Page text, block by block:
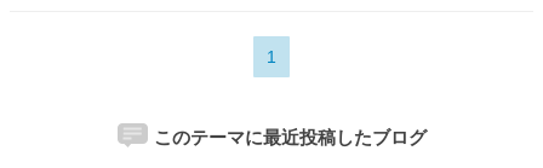
1
このテーマに最近投稿したブログ